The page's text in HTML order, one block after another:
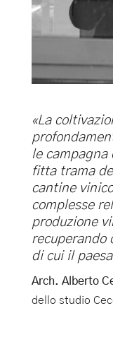
«La
le
fitta trama
cantine
complesse
produzione
recuperando
di cui il
Arch. Alberto
dello studio